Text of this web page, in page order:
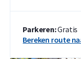
Parkeren:Gratis
Bereken route